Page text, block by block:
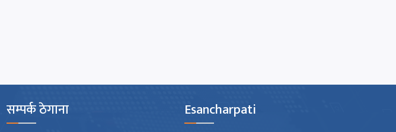
सम्पर्क ठेगाना Esancharpati